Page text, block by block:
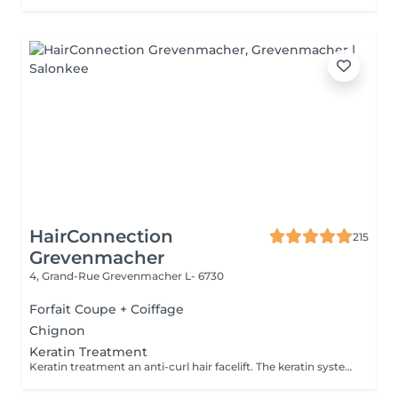
HairConnection
Grevenmacher
215
4, Grand-Rue Grevenmacher L- 6730
Forfait Coupe + Coiffage
Chignon
Keratin Treatment
Keratin treatment an anti-curl hair facelift. The keratin system regenerates very damaged hair, they feel the energy and feeling of a new hair, shiny and strongly recovered.